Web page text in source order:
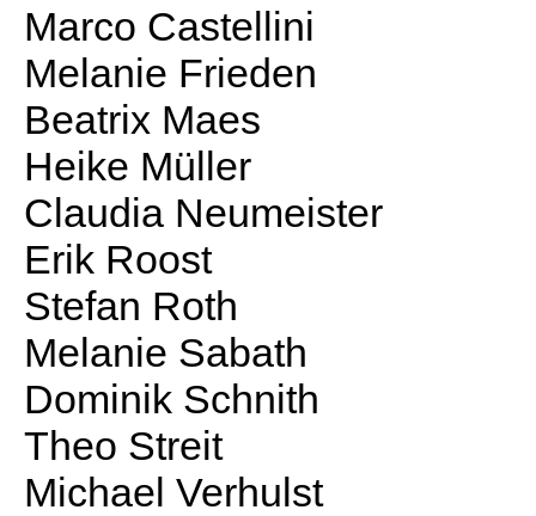
Marco Castellini
Melanie Frieden
Beatrix Maes
Heike Müller
Claudia Neumeister
Erik Roost
Stefan Roth
Melanie Sabath
Dominik Schnith
Theo Streit
Michael Verhulst